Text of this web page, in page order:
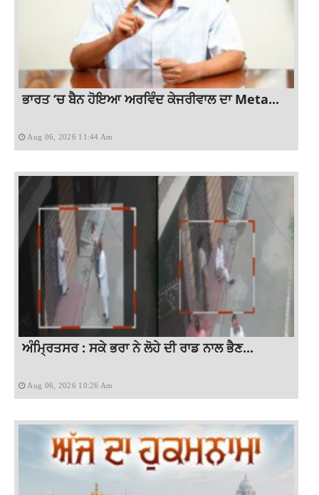
ਭਾਰਤ ‘ਚ ਬੈਨ ਹੋਇਆ ਅਰਵਿੰਦ ਕੇਜਰੀਵਾਲ ਦਾ Meta...
Aug 06, 2026 11:44 Am
ਅੰਮ੍ਰਿਤਸਰ : ਸਕੇ ਭਰਾ ਨੇ ਲੋਹੇ ਦੀ ਰਾਡ ਨਾਲ ਭੈਣ...
Aug 06, 2026 10:26 Am